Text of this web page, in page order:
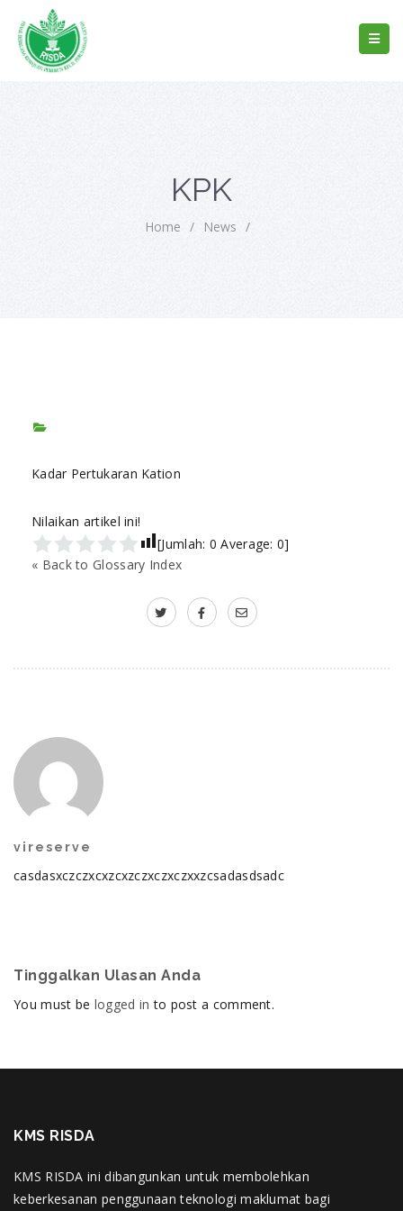
KPK
Home / News /
Kadar Pertukaran Kation
Nilaikan artikel ini!
[Jumlah: 0 Average:0]
« Back to Glossary Index
vireserve
casdasxczczxcxzcxzczxczxczxxzcsadasdsadc
Tinggalkan Ulasan Anda
You must be logged in to post a comment.
KMS RISDA
KMS RISDA ini dibangunkan untuk membolehkan
keberkesanan penggunaan teknologi maklumat bagi